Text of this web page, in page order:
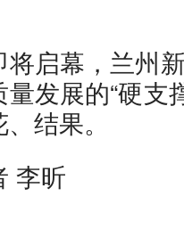
启幕，兰州
发展的“硬支
结果。
李昕